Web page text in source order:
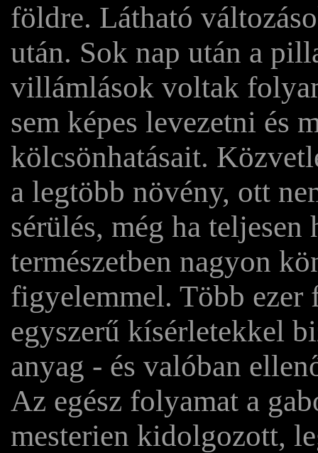
földre. Látható
után. Sok nap után a
villámlások voltak
sem képes levezetni és
kölcsönhatásait.
a legtöbb növény, ott
sérülés, még ha
természetben nagyon
figyelemmel. Több ezer
egyszerű kísérletekkel
anyag - és valóban
Az egész folyamat a
mesterien kidolgozott,